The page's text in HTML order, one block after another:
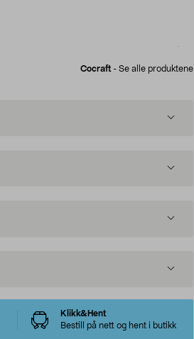
Cocraft - Se alle produktene
Klikk&Hent
Bestill på nett og hent i butikk